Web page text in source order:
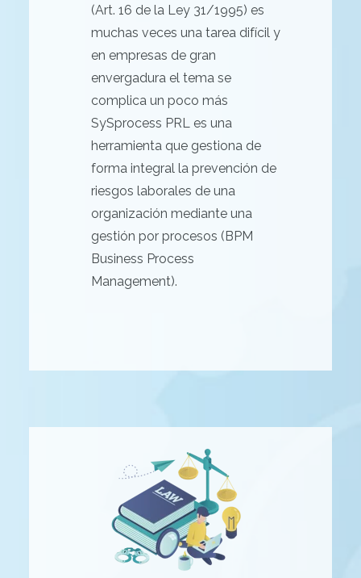
(Art. 16 de la Ley 31/1995) es
muchas veces una tarea difícil y
en empresas de gran
envergadura el tema se
complica un poco más
SySprocess PRL es una
herramienta que gestiona de
forma integral la prevención de
riesgos laborales de una
organización mediante una
gestión por procesos (BPM
Business Process
Management).